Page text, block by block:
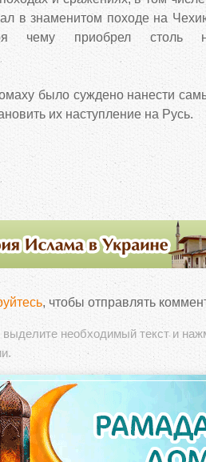
в знаменитом походе на
чему приобрел столь
было суждено нанести
их наступление на Русь.
, чтобы отправлять
необходимый текст и